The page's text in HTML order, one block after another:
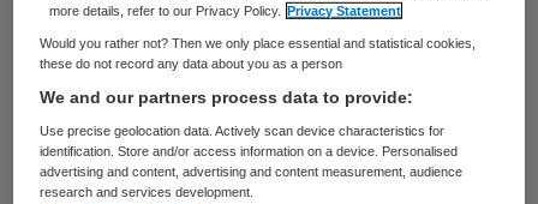
vakbond Abvakabo FNV op basis van een
eigen inventarisatie.
De aanvoerder van wat Abvakabo FNV
aanduidt als de ActiZ50 is Rob Koppen van
de Zuid-Hollandse zorgorganisatie
more details, refer to our Privacy Policy.
Privacy Statement
Would you rather not? Then we only place essential and statistical cookies,
these do not record any data about you as a person
We and our partners process data to provide:
Use precise geolocation data. Actively scan device characteristics for
identification. Store and/or access information on a device. Personalised
advertising and content, advertising and content measurement, audience
research and services development.